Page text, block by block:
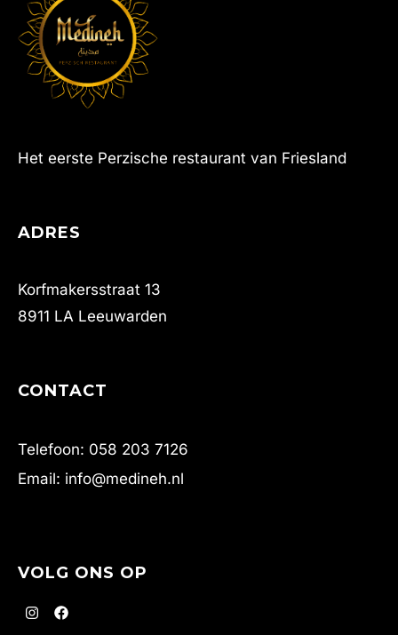
Het eerste Perzische restaurant van Friesland
ADRES
Korfmakersstraat 13
8911 LA Leeuwarden
CONTACT
Telefoon: 058 203 7126
Email: info@medineh.nl
VOLG ONS OP